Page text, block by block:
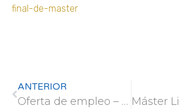
final-de-master
ANTERIOR
Oferta de empleo – STIHL